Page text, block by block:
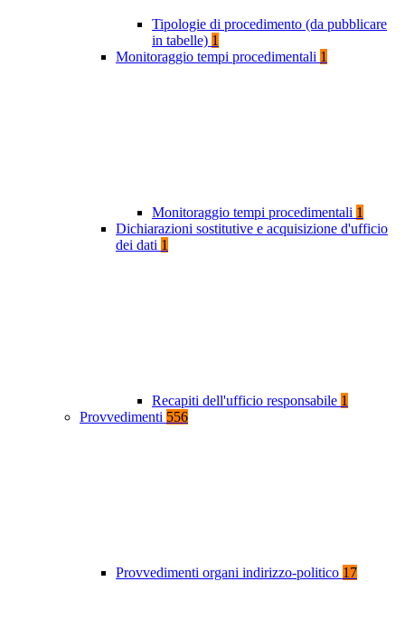
Tipologie di procedimento (da pubblicare
in tabelle) 1
Monitoraggio tempi procedimentali 1
Monitoraggio tempi procedimentali 1
Dichiarazioni sostitutive e acquisizione d'ufficio
dei dati 1
Recapiti dell'ufficio responsabile 1
Provvedimenti 556
Provvedimenti organi indirizzo-politico 17